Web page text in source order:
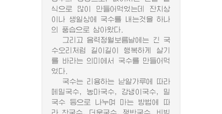
식으로 많이 만들어먹었는데 잔치상
이나 생일상에 국수를 내는것을 하나
의 풍습으로 삼아왔다.
그리고 음력정월보름날에는 긴 국
수오리처럼 길이길이 행복하게 살기
를 바라는 의미에서 국수를 만들어먹
었다.
국수는 리용하는 낟알가루에 따라
메밀국수, 농마국수, 강냉이국수, 밀
국수 등으로 나누며 마는 방법에 따
라 찬국수, 더운국수, 쟁반국수, 비빔